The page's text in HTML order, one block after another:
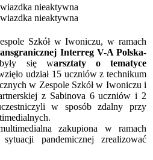
Szkół w Iwoniczu, w ramach
Interreg V-A Polska-
się warsztaty o tematyce
udział 15 uczniów z technikum
w Zespole Szkół w Iwoniczu i
z Sabinova 6 uczniów i 2
w sposób zdalny przy
zakupiona w ramach
pandemicznej zrealizować